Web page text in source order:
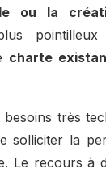
ou la
charte
très
solliciter la
Le recours à